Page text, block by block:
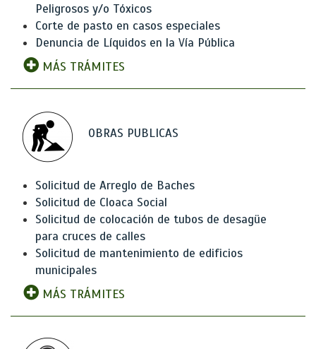
Peligrosos y/o Tóxicos
Corte de pasto en casos especiales
Denuncia de Líquidos en la Vía Pública
MÁS TRÁMITES
OBRAS PUBLICAS
Solicitud de Arreglo de Baches
Solicitud de Cloaca Social
Solicitud de colocación de tubos de desagüe
para cruces de calles
Solicitud de mantenimiento de edificios
municipales
MÁS TRÁMITES